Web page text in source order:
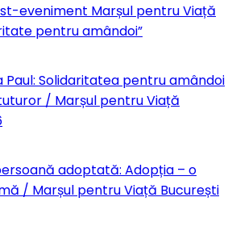
eveniment Marșul pentru Viață
pentru amândoi”
Paul: Solidaritatea pentru amândoi
/ Marșul pentru Viață
adoptată: Adopția – o
/ Marșul pentru Viață București